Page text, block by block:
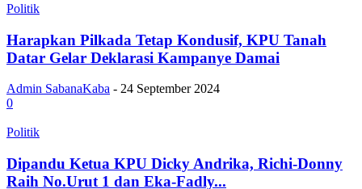
Politik
Harapkan Pilkada Tetap Kondusif, KPU Tanah
Datar Gelar Deklarasi Kampanye Damai
Admin SabanaKaba - 24 September 2024
0
Politik
Dipandu Ketua KPU Dicky Andrika, Richi-Donny
Raih No.Urut 1 dan Eka-Fadly...